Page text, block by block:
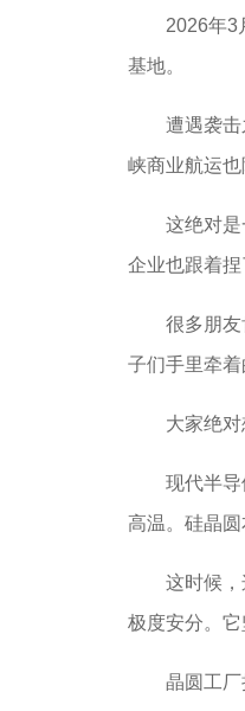
2026年3月
基地。
遭遇袭击之
峡商业航运也
这绝对是一
企业也跟着捏
很多朋友肯
子们手里牵着
大家绝对想
现代半导体
高温。硅晶
这时候，这
极度安分。它
晶圆工厂把